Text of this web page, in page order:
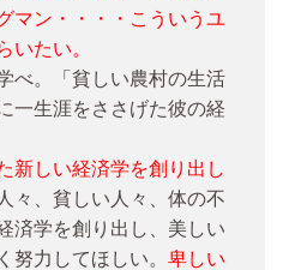
マン・・・・こういうユ
いたい。
べ。「貧しい農村の生活
一生涯をささげた彼の経
新しい経済学を創り出し
々、貧しい人々、体の不
済学を創り出し、美しい
努力してほしい。 卑しい